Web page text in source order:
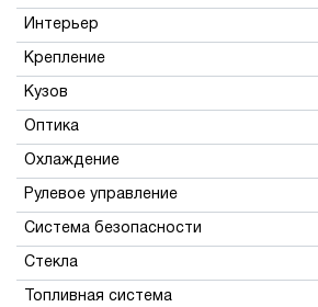
Интерьер
Крепление
Кузов
Оптика
Охлаждение
Рулевое управление
Система безопасности
Стекла
Топливная система